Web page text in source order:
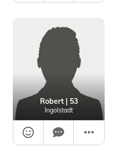
Robert| 53
Ingolstadt